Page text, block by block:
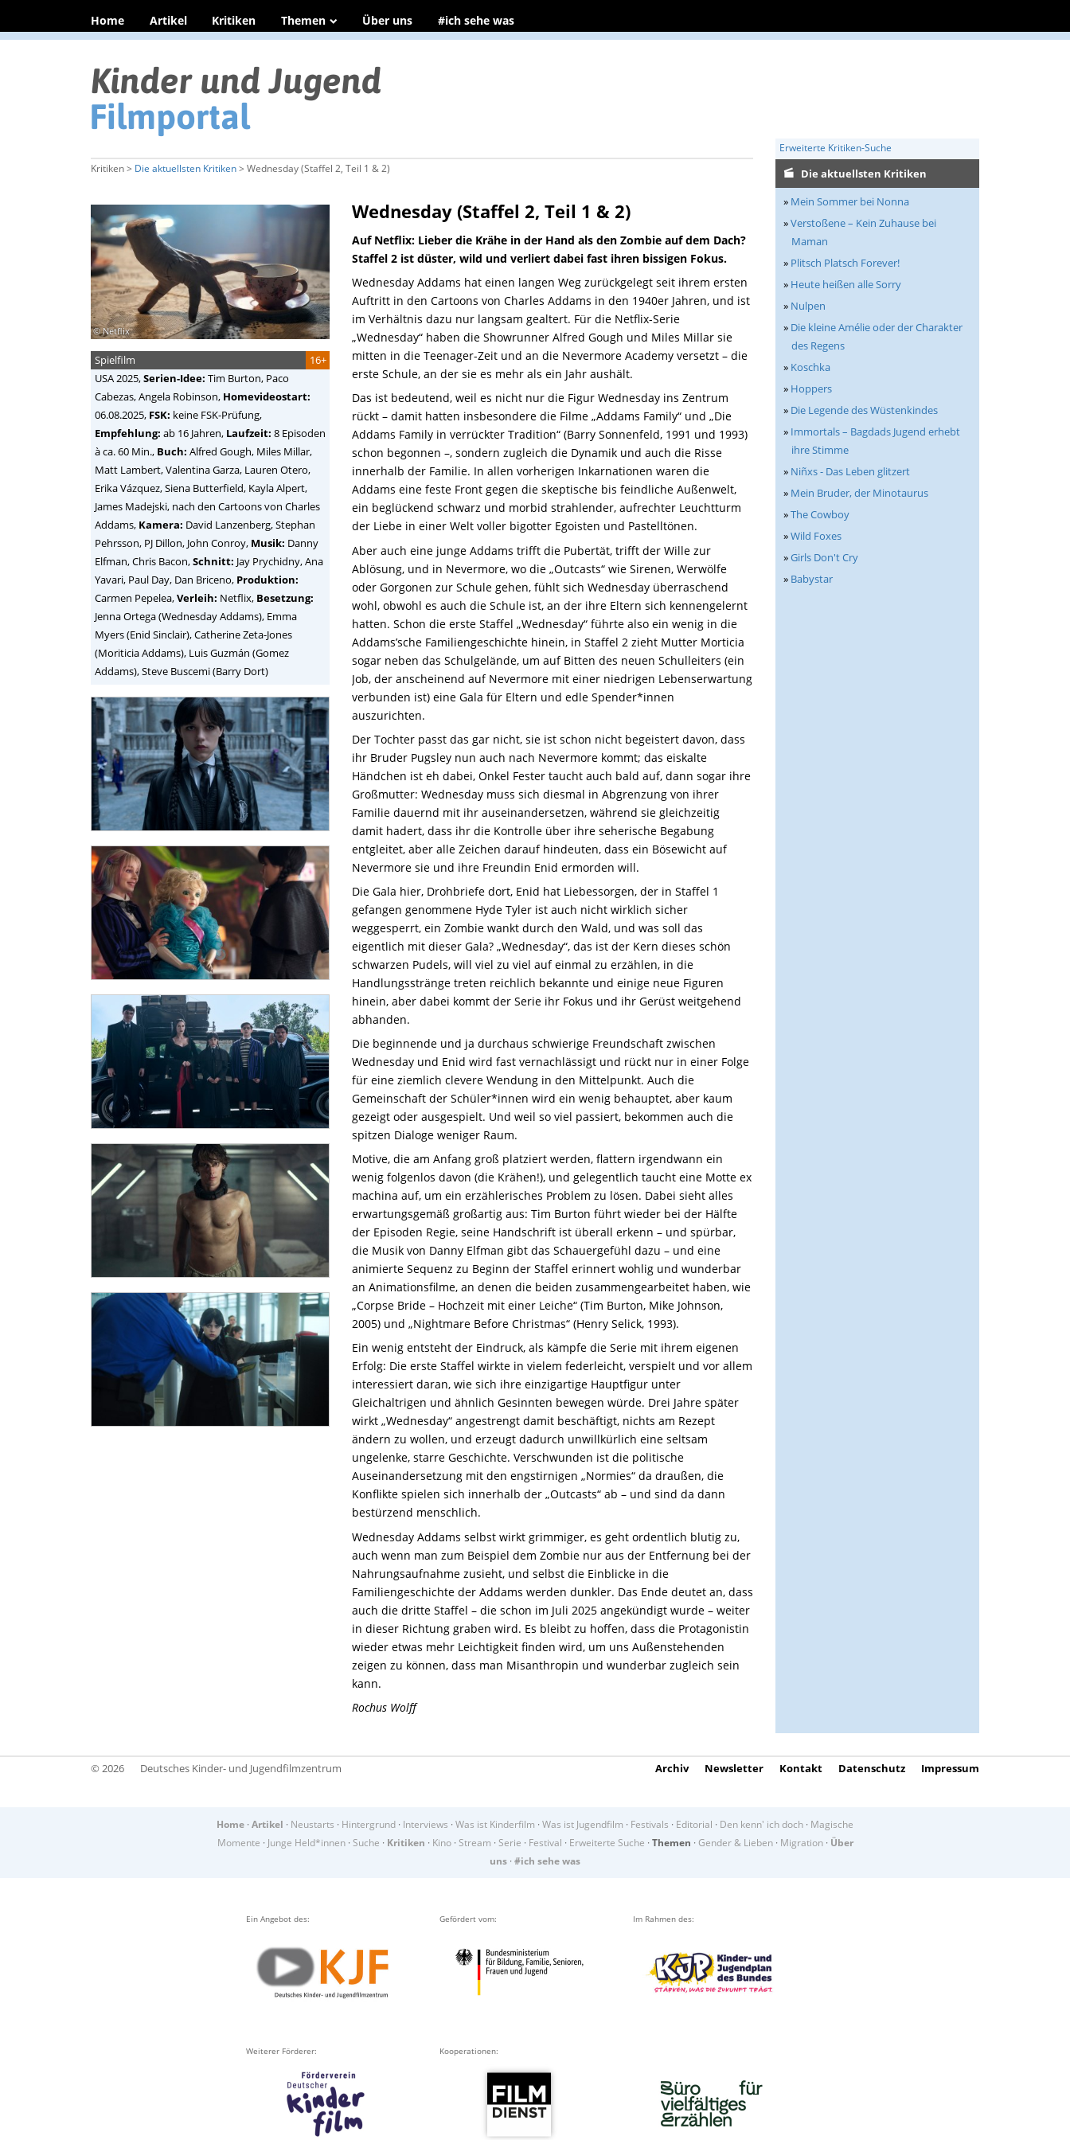
Home Artikel Kritiken Themen Über uns #ich sehe was
Erweiterte Kritiken-Suche
Kritiken > Die aktuellsten Kritiken> Wednesday (Staffel 2, Teil 1 & 2)
Wednesday (Staffel 2, Teil 1 & 2)
Auf Netflix: Lieber die Krähe in der Hand als den Zombie auf dem Dach?
Staffel 2 ist düster, wild und verliert dabei fast ihren bissigen Fokus.
Wednesday Addams hat einen langen Weg zurückgelegt seit ihrem ersten
Auftritt in den Cartoons von Charles Addams in den 1940er Jahren, und ist
im Verhältnis dazu nur langsam gealtert. Für die Netflix-Serie
„Wednesday“ haben die Showrunner Alfred Gough und Miles Millar sie
mitten in die Teenager-Zeit und an die Nevermore Academy versetzt – die
erste Schule, an der sie es mehr als ein Jahr aushält.
Das ist bedeutend, weil es nicht nur die Figur Wednesday ins Zentrum
rückt – damit hatten insbesondere die Filme „Addams Family“ und „Die
Addams Family in verrückter Tradition“ (Barry Sonnenfeld, 1991 und 1993)
schon begonnen –, sondern zugleich die Dynamik und auch die Risse
innerhalb der Familie. In allen vorherigen Inkarnationen waren die
Addams eine feste Front gegen die skeptische bis feindliche Außenwelt,
ein beglückend schwarz und morbid strahlender, aufrechter Leuchtturm
der Liebe in einer Welt voller bigotter Egoisten und Pastelltönen.
Aber auch eine junge Addams trifft die Pubertät, trifft der Wille zur
Ablösung, und in Nevermore, wo die „Outcasts“ wie Sirenen, Werwölfe
oder Gorgonen zur Schule gehen, fühlt sich Wednesday überraschend
wohl, obwohl es auch die Schule ist, an der ihre Eltern sich kennengelernt
hatten. Schon die erste Staffel „Wednesday“ führte also ein wenig in die
Addams’sche Familiengeschichte hinein, in Staffel 2 zieht Mutter Morticia
sogar neben das Schulgelände, um auf Bitten des neuen Schulleiters (ein
Job, der anscheinend auf Nevermore mit einer niedrigen Lebenserwartung
verbunden ist) eine Gala für Eltern und edle Spender*innen
auszurichten.
Der Tochter passt das gar nicht, sie ist schon nicht begeistert davon, dass
ihr Bruder Pugsley nun auch nach Nevermore kommt; das eiskalte
Händchen ist eh dabei, Onkel Fester taucht auch bald auf, dann sogar ihre
Großmutter: Wednesday muss sich diesmal in Abgrenzung von ihrer
Familie dauernd mit ihr auseinandersetzen, während sie gleichzeitig
damit hadert, dass ihr die Kontrolle über ihre seherische Begabung
entgleitet, aber alle Zeichen darauf hindeuten, dass ein Bösewicht auf
Nevermore sie und ihre Freundin Enid ermorden will.
Die Gala hier, Drohbriefe dort, Enid hat Liebessorgen, der in Staffel 1
gefangen genommene Hyde Tyler ist auch nicht wirklich sicher
weggesperrt, ein Zombie wankt durch den Wald, und was soll das
eigentlich mit dieser Gala? „Wednesday“, das ist der Kern dieses schön
schwarzen Pudels, will viel zu viel auf einmal zu erzählen, in die
Handlungsstränge treten reichlich bekannte und einige neue Figuren
hinein, aber dabei kommt der Serie ihr Fokus und ihr Gerüst weitgehend
abhanden.
Die beginnende und ja durchaus schwierige Freundschaft zwischen
Wednesday und Enid wird fast vernachlässigt und rückt nur in einer Folge
für eine ziemlich clevere Wendung in den Mittelpunkt. Auch die
Gemeinschaft der Schüler*innen wird ein wenig behauptet, aber kaum
gezeigt oder ausgespielt. Und weil so viel passiert, bekommen auch die
spitzen Dialoge weniger Raum.
Motive, die am Anfang groß platziert werden, flattern irgendwann ein
wenig folgenlos davon (die Krähen!), und gelegentlich taucht eine Motte ex
machina auf, um ein erzählerisches Problem zu lösen. Dabei sieht alles
erwartungsgemäß großartig aus: Tim Burton führt wieder bei der Hälfte
der Episoden Regie, seine Handschrift ist überall erkenn – und spürbar,
die Musik von Danny Elfman gibt das Schauergefühl dazu – und eine
animierte Sequenz zu Beginn der Staffel erinnert wohlig und wunderbar
an Animationsfilme, an denen die beiden zusammengearbeitet haben, wie
„Corpse Bride – Hochzeit mit einer Leiche“ (Tim Burton, Mike Johnson,
2005) und „Nightmare Before Christmas“ (Henry Selick, 1993).
Ein wenig entsteht der Eindruck, als kämpfe die Serie mit ihrem eigenen
Erfolg: Die erste Staffel wirkte in vielem federleicht, verspielt und vor allem
interessiert daran, wie sich ihre einzigartige Hauptfigur unter
Gleichaltrigen und ähnlich Gesinnten bewegen würde. Drei Jahre später
wirkt „Wednesday“ angestrengt damit beschäftigt, nichts am Rezept
ändern zu wollen, und erzeugt dadurch unwillkürlich eine seltsam
ungelenke, starre Geschichte. Verschwunden ist die politische
Auseinandersetzung mit den engstirnigen „Normies“ da draußen, die
Konflikte spielen sich innerhalb der „Outcasts“ ab – und sind da dann
bestürzend menschlich.
Wednesday Addams selbst wirkt grimmiger, es geht ordentlich blutig zu,
auch wenn man zum Beispiel dem Zombie nur aus der Entfernung bei der
Nahrungsaufnahme zusieht, und selbst die Einblicke in die
Familiengeschichte der Addams werden dunkler. Das Ende deutet an, dass
auch die dritte Staffel – die schon im Juli 2025 angekündigt wurde – weiter
in dieser Richtung graben wird. Es bleibt zu hoffen, dass die Protagonistin
wieder etwas mehr Leichtigkeit finden wird, um uns Außenstehenden
zeigen zu können, dass man Misanthropin und wunderbar zugleich sein
kann.
Rochus Wolff
© Netflix
16+
Spielfilm
USA2025,Serien-Idee: Tim Burton, Paco
Cabezas, Angela Robinson, Homevideostart:
06.08.2025, FSK: keine FSK-Prüfung,
Empfehlung: ab 16 Jahren, Laufzeit: 8 Episoden
à ca. 60 Min., Buch: Alfred Gough, Miles Millar,
Matt Lambert, Valentina Garza, Lauren Otero,
Erika Vázquez, Siena Butterfield, Kayla Alpert,
James Madejski, nach den Cartoons von Charles
Addams, Kamera: David Lanzenberg, Stephan
Pehrsson, PJ Dillon, John Conroy, Musik: Danny
Elfman, Chris Bacon,Schnitt: Jay Prychidny, Ana
Yavari, Paul Day, Dan Briceno, Produktion:
Carmen Pepelea,Verleih: Netflix, Besetzung:
Jenna Ortega (Wednesday Addams), Emma
Myers (Enid Sinclair), Catherine Zeta-Jones
(Moriticia Addams), Luis Guzmán (Gomez
Addams), Steve Buscemi (Barry Dort)
Die aktuellsten Kritiken
» Mein Sommer bei Nonna
»Verstoßene – Kein Zuhause bei
Maman
» Plitsch Platsch Forever!
» Heute heißen alle Sorry
» Nulpen
» Die kleine Amélie oder der Charakter
des Regens
» Koschka
» Hoppers
» Die Legende des Wüstenkindes
» Immortals – Bagdads Jugend erhebt
ihre Stimme
» Niñxs - Das Leben glitzert
» Mein Bruder, der Minotaurus
»The Cowboy
»Wild Foxes
»Girls Don't Cry
» Babystar
© 2026 Deutsches Kinder- und Jugendfilmzentrum Archiv Newsletter Kontakt Datenschutz Impressum
Home · Artikel · Neustarts · Hintergrund · Interviews · Was ist Kinderfilm · Was ist Jugendfilm · Festivals · Editorial · Den kenn' ich doch · Magische
Momente · Junge Held*innen· Suche · Kritiken · Kino· Stream · Serie · Festival · Erweiterte Suche · Themen · Gender & Lieben· Migration· Über
uns · #ich sehe was
Ein Angebot des: Gefördert vom: Im Rahmen des:
Weiterer Förderer: Kooperationen: